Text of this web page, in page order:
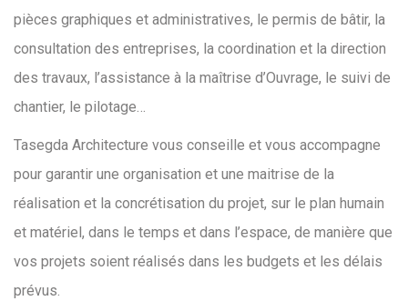
pièces graphiques et administratives, le permis de bâtir, la
consultation des entreprises, la coordination et la direction
des travaux, l’assistance à la maîtrise d’Ouvrage, le suivi de
chantier, le pilotage…
Tasegda Architecture vous conseille et vous accompagne
pour garantir une organisation et une maitrise de la
réalisation et la concrétisation du projet, sur le plan humain
et matériel, dans le temps et dans l’espace, de manière que
vos projets soient réalisés dans les budgets et les délais
prévus.